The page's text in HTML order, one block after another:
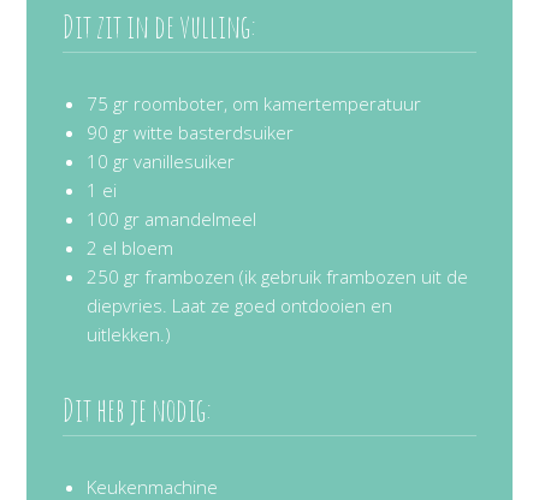
Dit zit in de vulling:
75 gr roomboter, om kamertemperatuur
90 gr witte basterdsuiker
10 gr vanillesuiker
1 ei
100 gr amandelmeel
2 el bloem
250 gr frambozen (ik gebruik frambozen uit de
diepvries. Laat ze goed ontdooien en
uitlekken.)
Dit heb je nodig:
Keukenmachine